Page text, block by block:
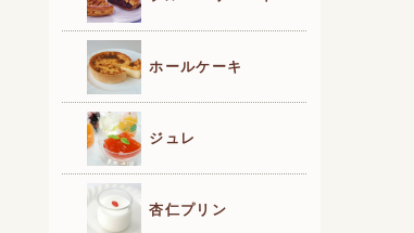
ホールケーキ
ジュレ
杏仁プリン